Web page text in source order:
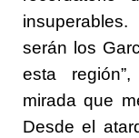
serán los
esta
mirada que
Desde el